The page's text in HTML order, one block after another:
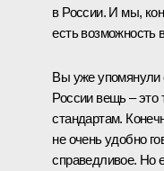
в России. И мы,
есть возможность
Вы уже упомянули
России вещь – это
стандартам.
не очень удобно
справедливое. Но